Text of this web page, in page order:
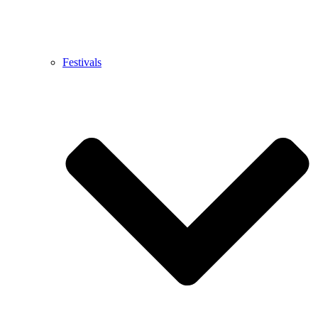
Festivals